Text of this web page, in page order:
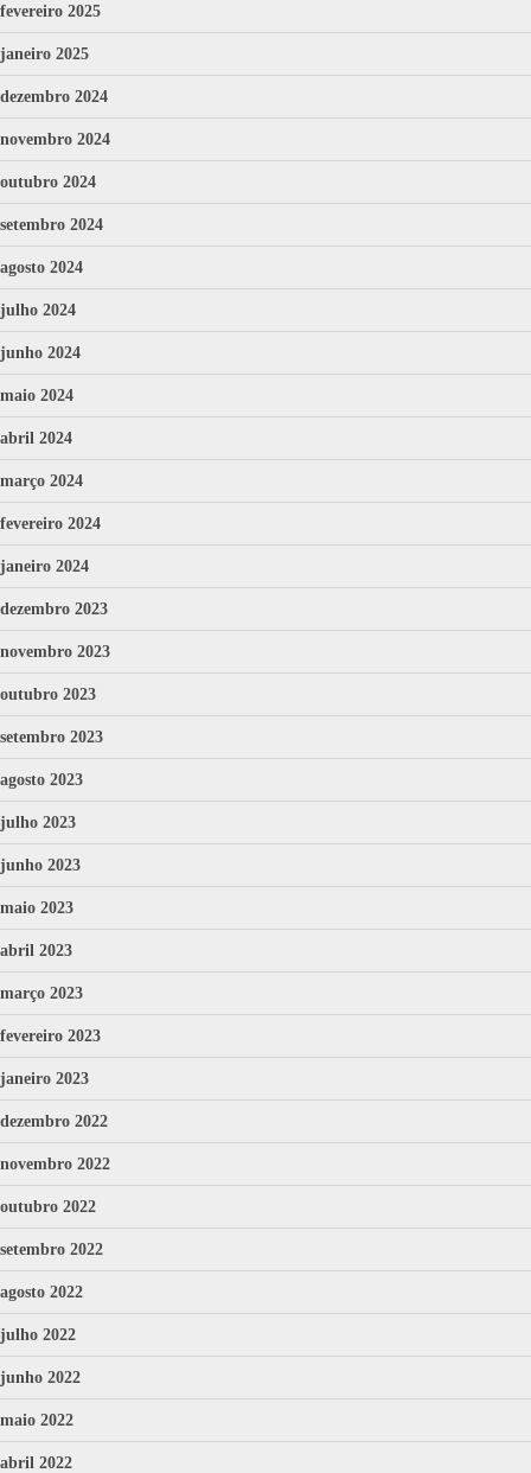
fevereiro 2025
janeiro 2025
dezembro 2024
novembro 2024
outubro 2024
setembro 2024
agosto 2024
julho 2024
junho 2024
maio 2024
abril 2024
março 2024
fevereiro 2024
janeiro 2024
dezembro 2023
novembro 2023
outubro 2023
setembro 2023
agosto 2023
julho 2023
junho 2023
maio 2023
abril 2023
março 2023
fevereiro 2023
janeiro 2023
dezembro 2022
novembro 2022
outubro 2022
setembro 2022
agosto 2022
julho 2022
junho 2022
maio 2022
abril 2022